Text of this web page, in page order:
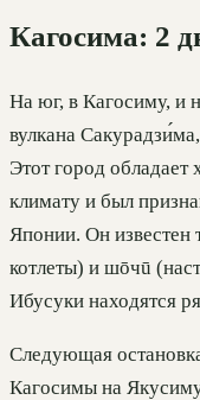
Кагосима: 2
На юг, в Кагосиму, и
вулкана
Этот город обладает
климату и был
Японии. Он известен
котлеты) и шōчū
Ибусуки находятся
Следующая
Кагосимы на